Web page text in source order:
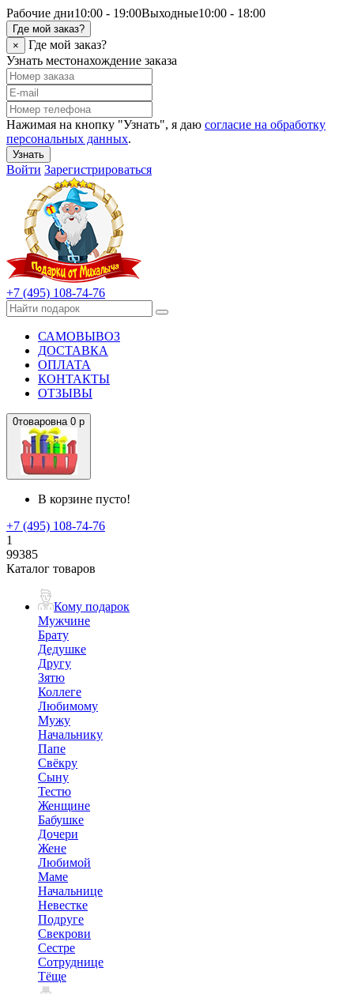
Рабочие дни10:00 - 19:00Выходные10:00 - 18:00
Где мой заказ?
×
Где мой заказ?
Узнать местонахождение заказа
Нажимая на кнопку "Узнать", я даю согласие на обработку
персональных данных.
Узнать
Войти Зарегистрироваться
+7 (495) 108-74-76
САМОВЫВОЗ
ДОСТАВКА
ОПЛАТА
КОНТАКТЫ
ОТЗЫВЫ
0товаровна 0 р
В корзине пусто!
+7 (495) 108-74-76
1
99385
Каталог товаров
Кому подарок
Мужчине
Брату
Дедушке
Другу
Зятю
Коллеге
Любимому
Мужу
Начальнику
Папе
Свёкру
Сыну
Тестю
Женщине
Бабушке
Дочери
Жене
Любимой
Маме
Начальнице
Невестке
Подруге
Свекрови
Сестре
Сотруднице
Тёще